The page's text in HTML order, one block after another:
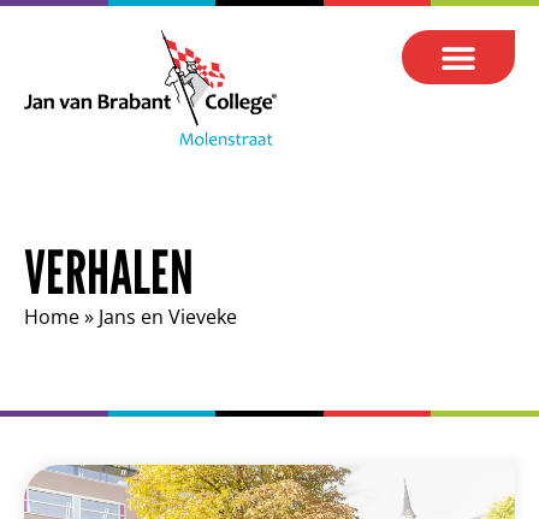
VERHALEN
Home» Jans en Vieveke